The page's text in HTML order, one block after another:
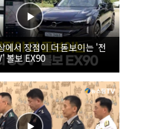
서 장점이 더 돋보이는 '전
볼보 EX90